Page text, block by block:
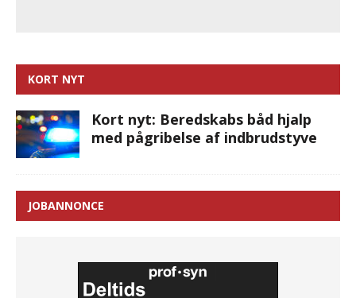
KORT NYT
Kort nyt: Beredskabs båd hjalp
med pågribelse af indbrudstyve
JOBANNONCE